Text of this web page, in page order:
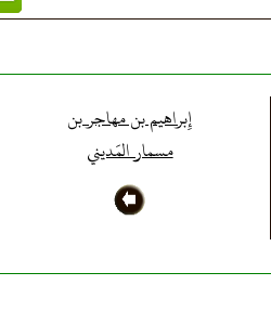
إِبراهيم بن مهاجر بن
مسمار المَديني